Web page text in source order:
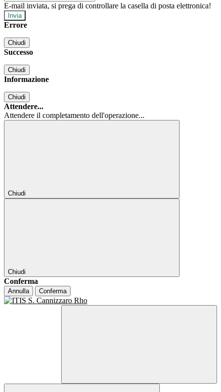
E-mail inviata, si prega di controllare la casella di posta elettronica!
Errore
Chiudi
Successo
Chiudi
Informazione
Chiudi
Attendere...
Attendere il completamento dell'operazione...
Chiudi
Chiudi
Conferma
Annulla Conferma